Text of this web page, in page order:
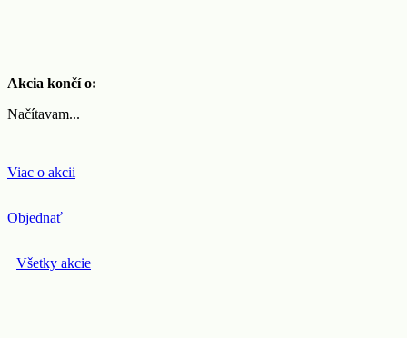
Akcia končí o:
Načítavam...
Viac o akcii
Objednať
Všetky akcie